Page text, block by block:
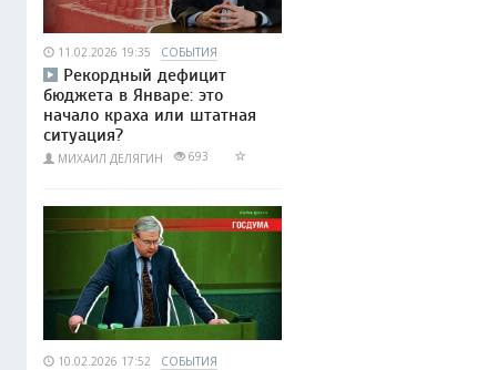
11.02.2026 19:35 СОБЫТИЯ
Рекордный дефицит
бюджета в Январе: это
начало краха или штатная
ситуация?
МИХАИЛ ДЕЛЯГИН 693
10.02.2026 17:52 СОБЫТИЯ